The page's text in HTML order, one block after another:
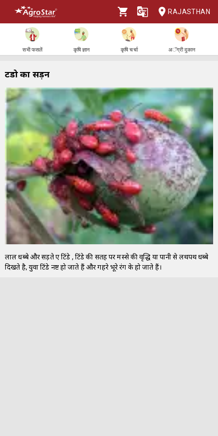
RAJASTHAN
सभी फसलें कृषि ज्ञान कृषि चर्चा अॅग्री दुकान
टिंडो का सड़न
लाल धब्बे और सड़ते हुए टिंडे , टिंडे की सतह पर मस्से की वृद्धि या पानी से लथपथ धब्बे
दिखते है, युवा टिंडे नष्ट हो जाते हैं और गहरे भूरे रंग के हो जाते हैं।